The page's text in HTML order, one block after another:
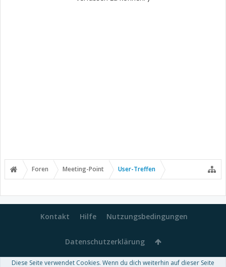
Foren Meeting-Point User-Treffen
Kontakt Hilfe Nutzungsbedingungen
Datenschutzerklärung
Diese Seite verwendet Cookies. Wenn du dich weiterhin auf dieser Seite